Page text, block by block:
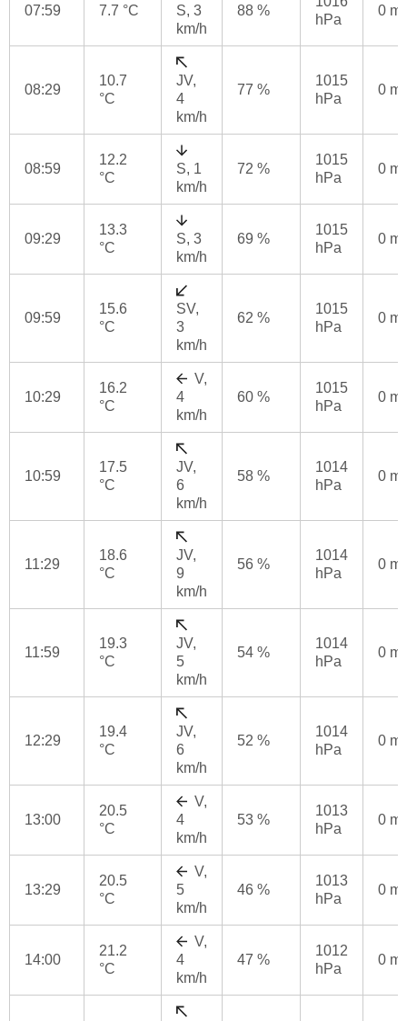
07:59 7.7 °C
S, 3
km/h
88 %
hPa
0
08:29
10.7
°C
JV,
4
km/h
77 %
1015
hPa
0
08:59
12.2
°C
S, 1
km/h
72 %
1015
hPa
0
09:29
13.3
°C
S, 3
km/h
69 %
1015
hPa
0
09:59
15.6
°C
SV,
3
km/h
62 %
1015
hPa
0
10:29
16.2
°C
V,
4
km/h
60 %
1015
hPa
0
10:59
17.5
°C
JV,
6
km/h
58 %
1014
hPa
0
11:29
18.6
°C
JV,
9
km/h
56 %
1014
hPa
0
11:59
19.3
°C
JV,
5
km/h
54 %
1014
hPa
0
12:29
19.4
°C
JV,
6
km/h
52 %
1014
hPa
0
13:00
20.5
°C
V,
4
km/h
53 %
1013
hPa
0
13:29
20.5
°C
V,
5
km/h
46 %
1013
hPa
0
14:00
21.2
°C
V,
4
km/h
47 %
1012
hPa
0